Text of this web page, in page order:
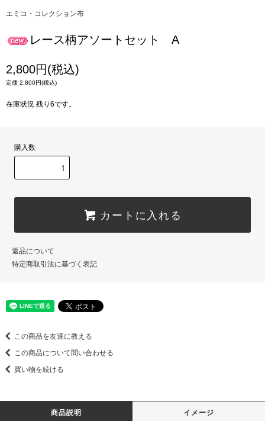
エミコ・コレクション布
レース柄アソートセット A
2,800円(税込)
定価 2,800円(税込)
在庫状況 残り6です。
購入数
カートに入れる
返品について
特定商取引法に基づく表記
この商品を友達に教える
この商品について問い合わせる
買い物を続ける
商品説明 イメージ